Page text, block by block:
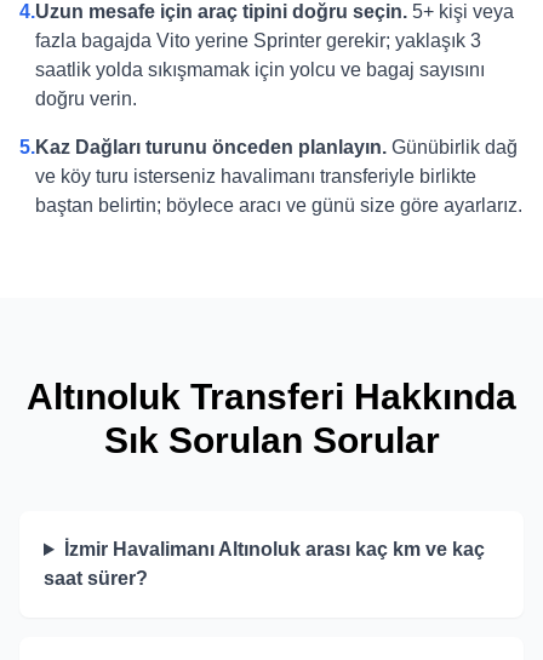
4.Uzun mesafe için araç tipini doğru seçin. 5+ kişi veya
fazla bagajda Vito yerine Sprinter gerekir; yaklaşık 3
saatlik yolda sıkışmamak için yolcu ve bagaj sayısını
doğru verin.
5.Kaz Dağları turunu önceden planlayın. Günübirlik dağ
ve köy turu isterseniz havalimanı transferiyle birlikte
baştan belirtin; böylece aracı ve günü size göre ayarlarız.
Altınoluk Transferi Hakkında
Sık Sorulan Sorular
İzmir Havalimanı Altınoluk arası kaç km ve kaç
saat sürer?